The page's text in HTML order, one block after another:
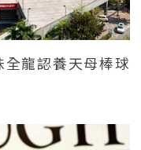
龍認養天母棒球